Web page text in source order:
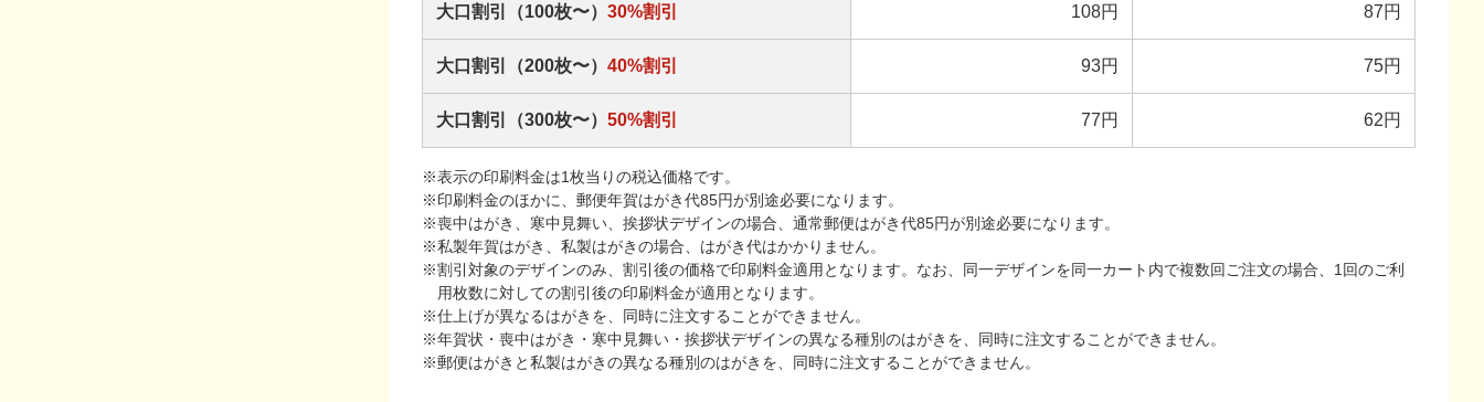
大口割引（100枚〜） 30%割引 108円 87円
大口割引（200枚〜） 40%割引 93円 75円
大口割引（300枚〜） 50%割引 77円 62円
※表示の印刷料金は1枚当りの税込価格です。
※印刷料金のほかに、郵便年賀はがき代85円が別途必要になります。
※喪中はがき、寒中見舞い、挨拶状デザインの場合、通常郵便はがき代85円が別途必要になります。
※私製年賀はがき、私製はがきの場合、はがき代はかかりません。
※割引対象のデザインのみ、割引後の価格で印刷料金適用となります。なお、同一デザインを同一カート内で複数回ご注文の場合、1回のご利
用枚数に対しての割引後の印刷料金が適用となります。
※仕上げが異なるはがきを、同時に注文することができません。
※年賀状・喪中はがき・寒中見舞い・挨拶状デザインの異なる種別のはがきを、同時に注文することができません。
※郵便はがきと私製はがきの異なる種別のはがきを、同時に注文することができません。